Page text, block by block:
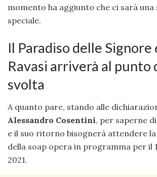
momento ha aggiunto che ci sarà
speciale.
Il Paradiso delle Signore
Ravasi arriverà al punto
svolta
A quanto pare, stando alle
Alessandro Cosentini, per saperne
e il suo ritorno bisognerà attendere
della soap opera in programma per il
2021.